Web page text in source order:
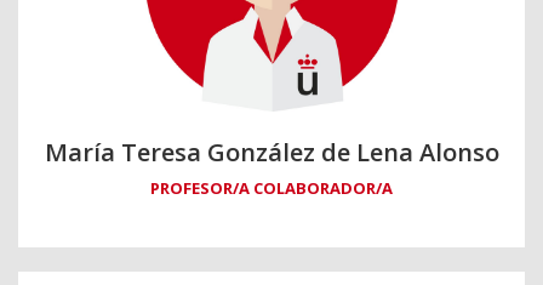
María Teresa González de Lena Alonso
PROFESOR/A COLABORADOR/A